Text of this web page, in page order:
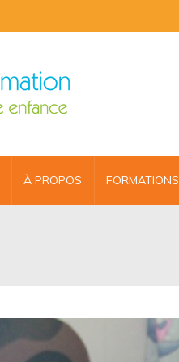
À PROPOS FORMATIONS